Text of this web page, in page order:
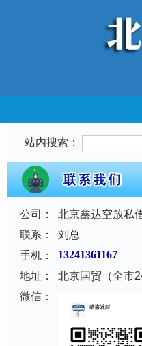
站内搜索：
公司：
北京鑫达空放私
联系：
刘总
手机：
13241361167
地址：
北京国贸（全市
微信：